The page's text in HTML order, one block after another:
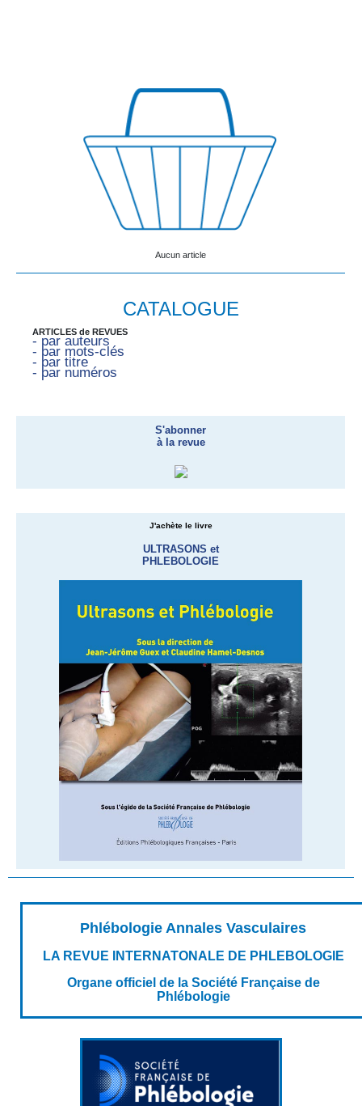
Aucun article
CATALOGUE
ARTICLES de REVUES
- par auteurs
- par mots-clés
- par titre
- par numéros
S'abonner
à la revue
J'achète le livre
ULTRASONS et
PHLEBOLOGIE
Phlébologie Annales Vasculaires
LA REVUE INTERNATONALE DE PHLEBOLOGIE
Organe officiel de la Société Française de
Phlébologie